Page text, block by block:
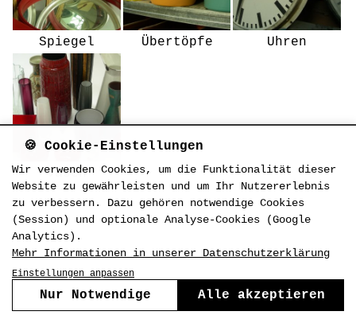
Spiegel Übertöpfe Uhren
Vasen
🍪 Cookie-Einstellungen
Wir verwenden Cookies, um die Funktionalität dieser
Website zu gewährleisten und um Ihr Nutzererlebnis
zu verbessern. Dazu gehören notwendige Cookies
(Session) und optionale Analyse-Cookies (Google
Analytics).
Mehr Informationen in unserer Datenschutzerklärung
Einstellungen anpassen
Nur Notwendige Alle akzeptieren